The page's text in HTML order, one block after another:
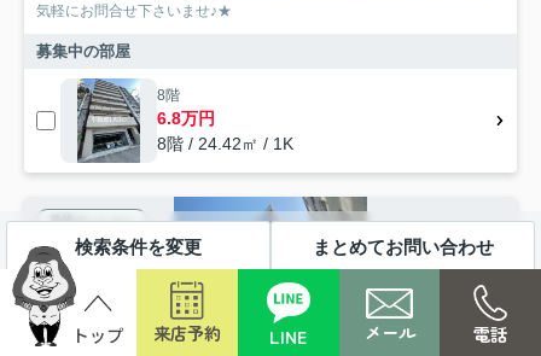
気軽にお問合せ下さいませ♪★
募集中の部屋
8階
6.8万円
8階 / 24.42㎡ / 1K
賃貸マンション
検索条件を変更 まとめてお問い合わせ
来店予約 LINE メール 電話